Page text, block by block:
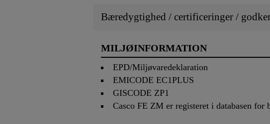
Bæredygtighed / certificeringer /
MILJØINFORMATION
EPD/Miljøvaredeklaration
EMICODE EC1PLUS
GISCODE ZP1
Casco FE ZM er registeret i databasen for